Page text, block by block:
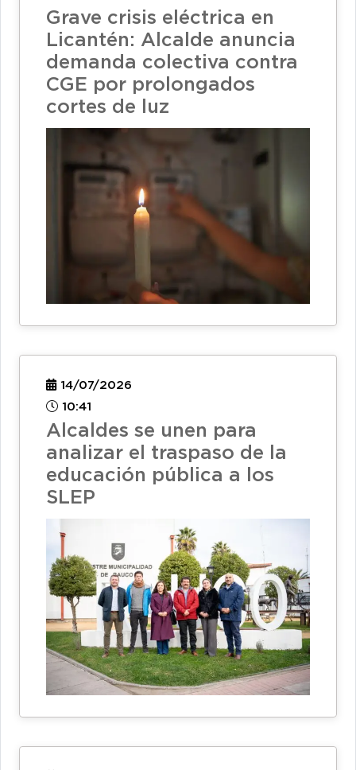
Grave crisis eléctrica en
Licantén: Alcalde anuncia
demanda colectiva contra
CGE por prolongados
cortes de luz
14/07/2026
10:41
Alcaldes se unen para
analizar el traspaso de la
educación pública a los
SLEP